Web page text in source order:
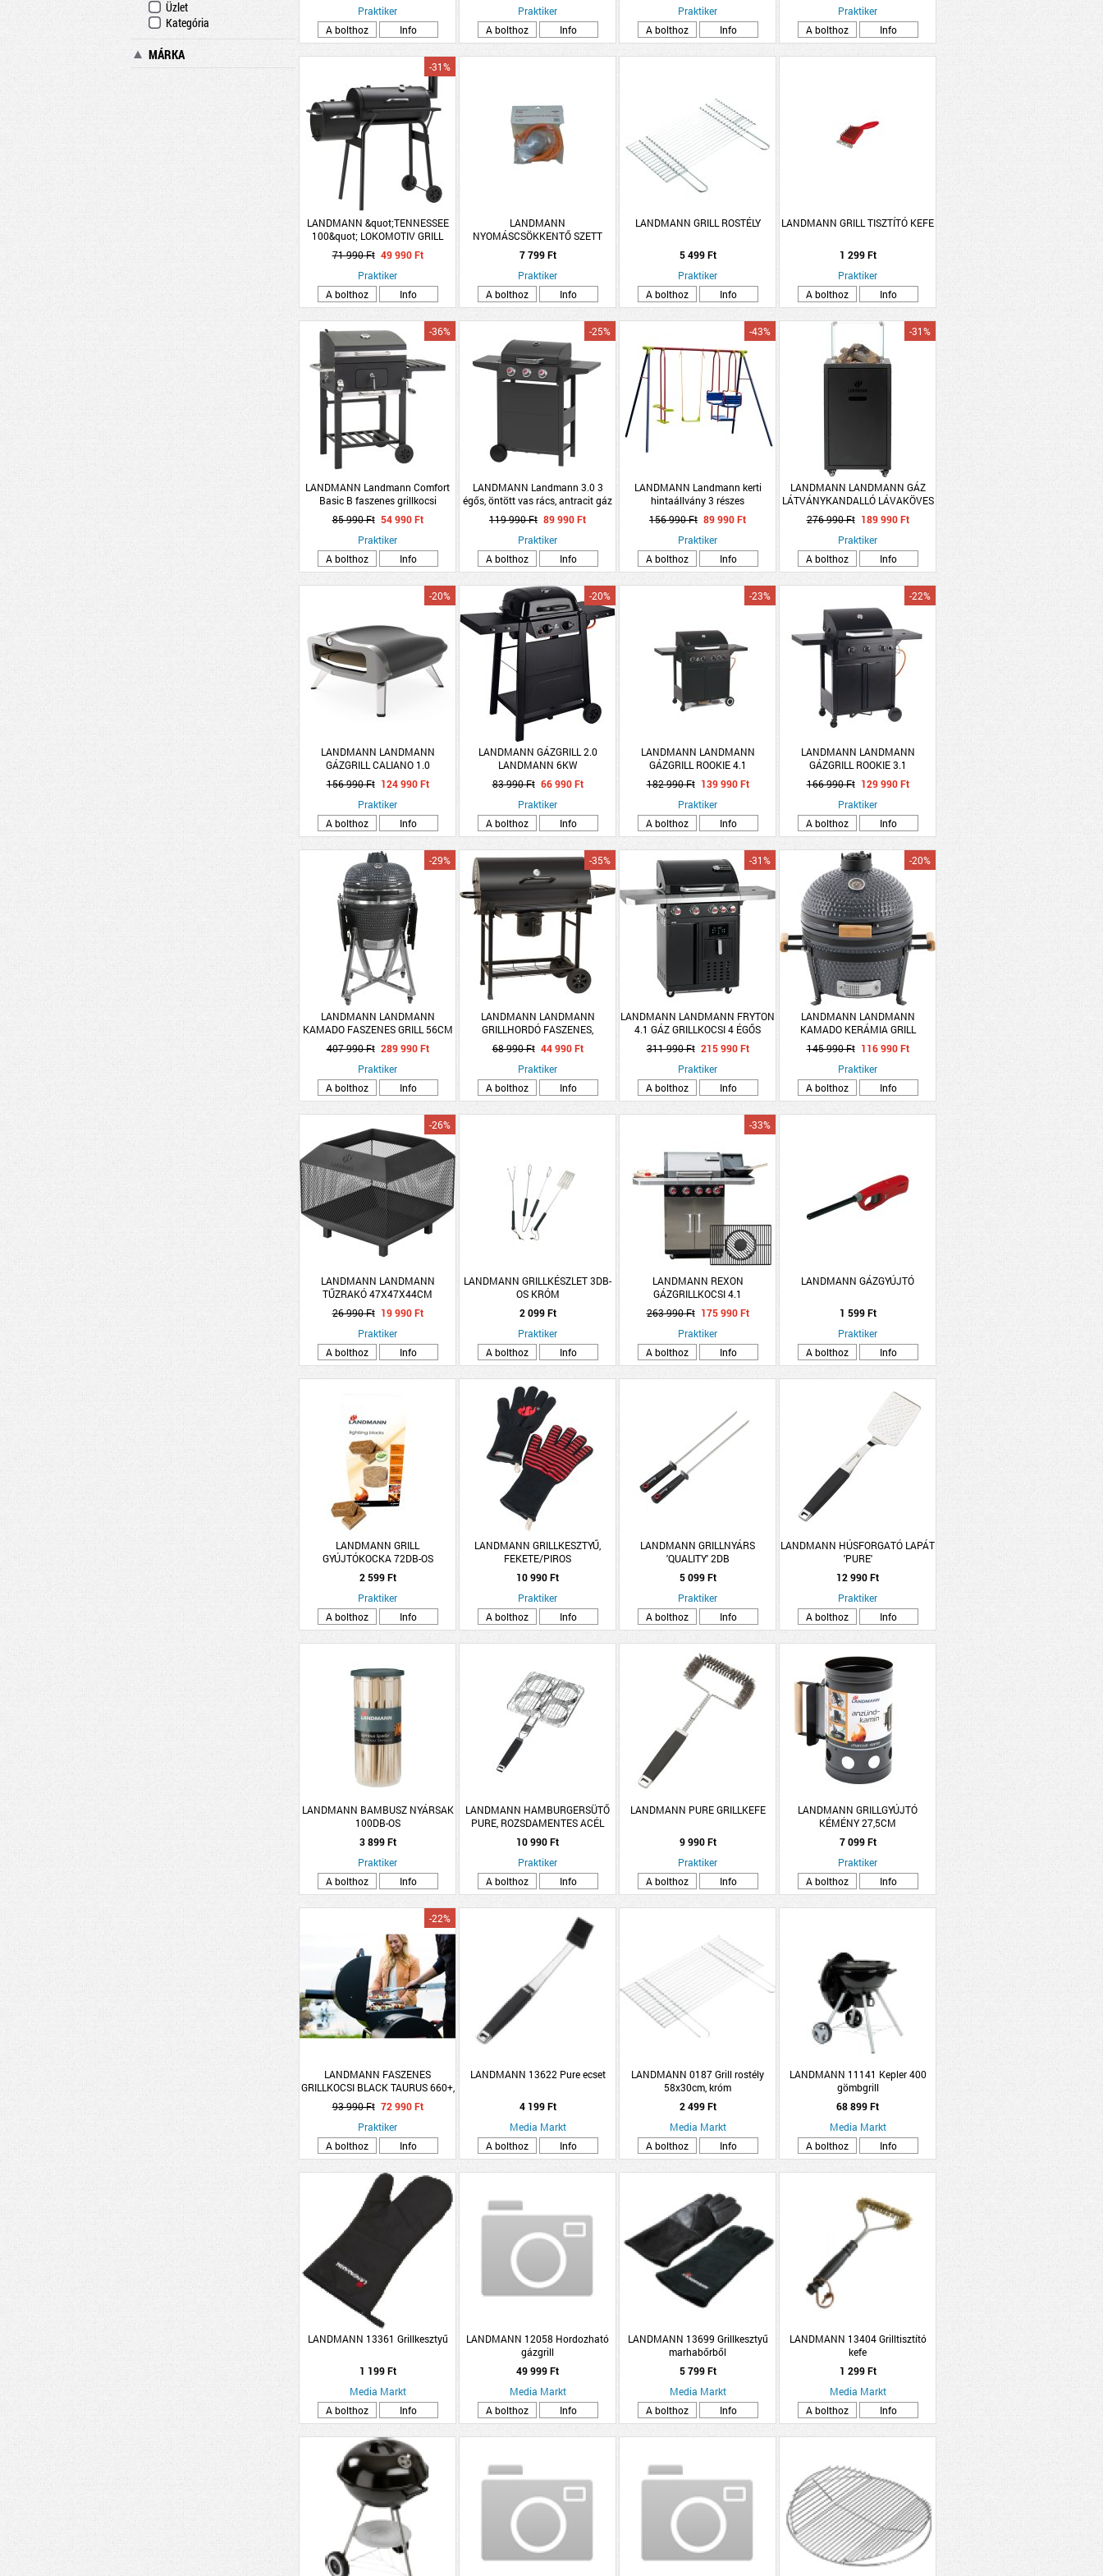
Üzlet
Kategória
MÁRKA
Praktiker
A bolthoz
Info
Praktiker
A bolthoz
Info
Praktiker
A bolthoz
Info
Praktiker
A bolthoz
Info
LANDMANN &quot;TENNESSEE
100&quot; LOKOMOTIV GRILL
-31%
71 990 Ft 49 990 Ft
Praktiker
A bolthoz
Info
LANDMANN
NYOMÁSCSÖKKENTŐ SZETT
30MBAR
7 799 Ft
Praktiker
A bolthoz
Info
LANDMANN GRILL ROSTÉLY
5 499 Ft
Praktiker
A bolthoz
Info
LANDMANN GRILL TISZTÍTÓ KEFE
1 299 Ft
Praktiker
A bolthoz
Info
LANDMANN Landmann Comfort
Basic B faszenes grillkocsi
100x71x115cm takaróponyvával
-36%
85 990 Ft 54 990 Ft
Praktiker
A bolthoz
Info
LANDMANN Landmann 3.0 3
égős, öntött vas rács, antracit gáz
grillkocsi
-25%
119 990 Ft 89 990 Ft
Praktiker
A bolthoz
Info
LANDMANN Landmann kerti
hintaállvány 3 részes
-43%
156 990 Ft 89 990 Ft
Praktiker
A bolthoz
Info
LANDMANN LANDMANN GÁZ
LÁTVÁNYKANDALLÓ LÁVAKÖVES
8KW
-31%
276 990 Ft 189 990 Ft
Praktiker
A bolthoz
Info
LANDMANN LANDMANN
GÁZGRILL CALIANO 1.0
PIZZAKEMENCÉVEL 4.8KW
-20%
156 990 Ft 124 990 Ft
Praktiker
A bolthoz
Info
LANDMANN GÁZGRILL 2.0
LANDMANN 6KW
-20%
83 990 Ft 66 990 Ft
Praktiker
A bolthoz
Info
LANDMANN LANDMANN
GÁZGRILL ROOKIE 4.1
SZEKRÉNNYEL 15KW
-23%
182 990 Ft 139 990 Ft
Praktiker
A bolthoz
Info
LANDMANN LANDMANN
GÁZGRILL ROOKIE 3.1
114,5X128,5X54CM 12KW
SZEKRÉNNYEL
-22%
166 990 Ft 129 990 Ft
Praktiker
A bolthoz
Info
LANDMANN LANDMANN
KAMADO FASZENES GRILL 56CM
KERÁMIA, SZÜRKE
-29%
407 990 Ft 289 990 Ft
Praktiker
A bolthoz
Info
LANDMANN LANDMANN
GRILLHORDÓ FASZENES,
SÜTŐFELÜLET: 71X35CM, FÉM
-35%
68 990 Ft 44 990 Ft
Praktiker
A bolthoz
Info
LANDMANN LANDMANN FRYTON
4.1 GÁZ GRILLKOCSI 4 ÉGŐS
65X40 CM 12KW INTEGRÁLT
FORRÓLEVEGŐS FRITŐZZEL
-31%
311 990 Ft 215 990 Ft
Praktiker
A bolthoz
Info
LANDMANN LANDMANN
KAMADO KERÁMIA GRILL
16&quot;
-20%
145 990 Ft 116 990 Ft
Praktiker
A bolthoz
Info
LANDMANN LANDMANN
TŰZRAKÓ 47X47X44CM
NÉGYSZÖGLETŰ
-26%
26 990 Ft 19 990 Ft
Praktiker
A bolthoz
Info
LANDMANN GRILLKÉSZLET 3DB-
OS KRÓM
2 099 Ft
Praktiker
A bolthoz
Info
LANDMANN REXON
GÁZGRILLKOCSI 4.1
ROZSDAMENTES MODULUS
RÁCSRENDSZERREL
-33%
263 990 Ft 175 990 Ft
Praktiker
A bolthoz
Info
LANDMANN GÁZGYÚJTÓ
1 599 Ft
Praktiker
A bolthoz
Info
LANDMANN GRILL
GYÚJTÓKOCKA 72DB-OS
2 599 Ft
Praktiker
A bolthoz
Info
LANDMANN GRILLKESZTYŰ,
FEKETE/PIROS
10 990 Ft
Praktiker
A bolthoz
Info
LANDMANN GRILLNYÁRS
'QUALITY' 2DB
5 099 Ft
Praktiker
A bolthoz
Info
LANDMANN HÚSFORGATÓ LAPÁT
'PURE'
12 990 Ft
Praktiker
A bolthoz
Info
LANDMANN BAMBUSZ NYÁRSAK
100DB-OS
3 899 Ft
Praktiker
A bolthoz
Info
LANDMANN HAMBURGERSÜTŐ
PURE, ROZSDAMENTES ACÉL
10 990 Ft
Praktiker
A bolthoz
Info
LANDMANN PURE GRILLKEFE
9 990 Ft
Praktiker
A bolthoz
Info
LANDMANN GRILLGYÚJTÓ
KÉMÉNY 27,5CM
7 099 Ft
Praktiker
A bolthoz
Info
LANDMANN FASZENES
GRILLKOCSI BLACK TAURUS 660+,
60X18CM GRILLRÁCS,
KRÓMOZOTT
-22%
93 990 Ft 72 990 Ft
Praktiker
A bolthoz
Info
LANDMANN 13622 Pure ecset
4 199 Ft
Media Markt
A bolthoz
Info
LANDMANN 0187 Grill rostély
58x30cm, króm
2 499 Ft
Media Markt
A bolthoz
Info
LANDMANN 11141 Kepler 400
gömbgrill
68 899 Ft
Media Markt
A bolthoz
Info
LANDMANN 13361 Grillkesztyű
1 199 Ft
Media Markt
A bolthoz
Info
LANDMANN 12058 Hordozható
gázgrill
49 999 Ft
Media Markt
A bolthoz
Info
LANDMANN 13699 Grillkesztyű
marhabőrből
5 799 Ft
Media Markt
A bolthoz
Info
LANDMANN 13404 Grilltisztító
kefe
1 299 Ft
Media Markt
A bolthoz
Info